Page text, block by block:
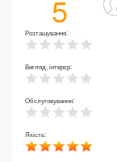
5
Розташування:
Вигляд, інтерєр:
Обслуговування:
Якість: